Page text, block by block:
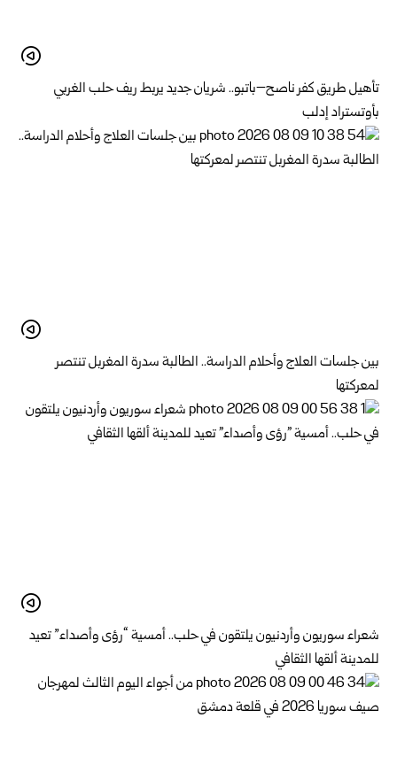
تأهيل طريق كفر ناصح–باتبو.. شريان جديد يربط ريف حلب الغربي
بأوتستراد إدلب
بين جلسات العلاج وأحلام الدراسة.. الطالبة سدرة المغربل تنتصر
لمعركتها
شعراء سوريون وأردنيون يلتقون في حلب.. أمسية “رؤى وأصداء” تعيد
للمدينة ألقها الثقافي